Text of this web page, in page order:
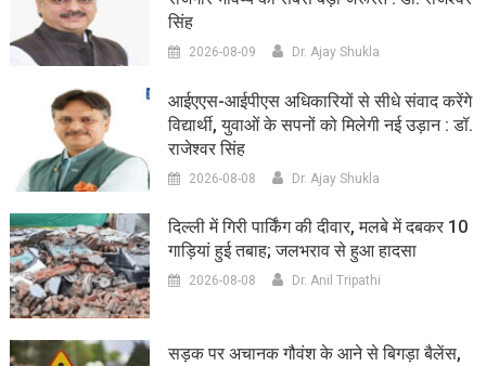
सिंह
2026-08-09 Dr. Ajay Shukla
आईएएस-आईपीएस अधिकारियों से सीधे संवाद करेंगे
विद्यार्थी, युवाओं के सपनों को मिलेगी नई उड़ान : डॉ.
राजेश्वर सिंह
2026-08-08 Dr. Ajay Shukla
दिल्ली में गिरी पार्किंग की दीवार, मलबे में दबकर 10
गाड़ियां हुई तबाह; जलभराव से हुआ हादसा
2026-08-08 Dr. Anil Tripathi
सड़क पर अचानक गौवंश के आने से बिगड़ा बैलेंस,